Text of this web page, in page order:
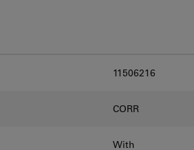
11506216
CORR
With